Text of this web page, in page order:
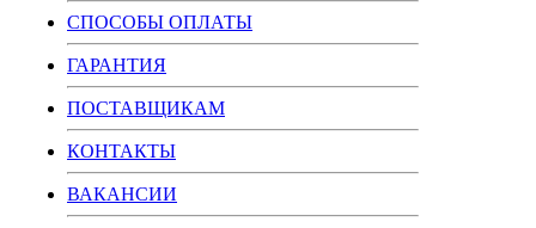
СПОСОБЫ ОПЛАТЫ
ГАРАНТИЯ
ПОСТАВЩИКАМ
КОНТАКТЫ
ВАКАНСИИ